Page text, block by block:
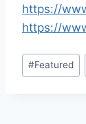
https://
https://
Étiquettes
de
#Featured